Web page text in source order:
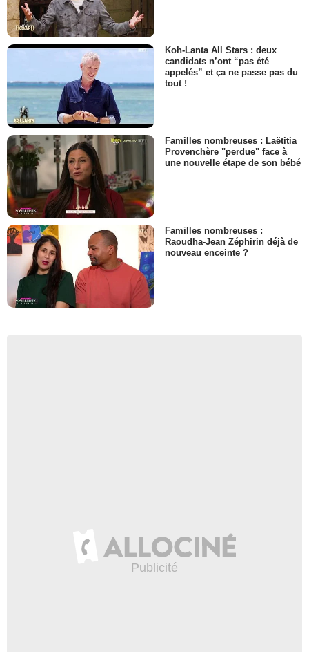
Koh-Lanta All Stars : deux
candidats n’ont “pas été
appelés” et ça ne passe pas du
tout !
Familles nombreuses : Laëtitia
Provenchère "perdue" face à
une nouvelle étape de son bébé
Familles nombreuses :
Raoudha-Jean Zéphirin déjà de
nouveau enceinte ?